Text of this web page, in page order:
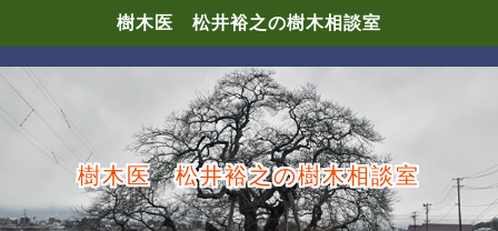
樹木医 松井裕之の樹木相談室
樹木医 松井裕之の樹木相談室